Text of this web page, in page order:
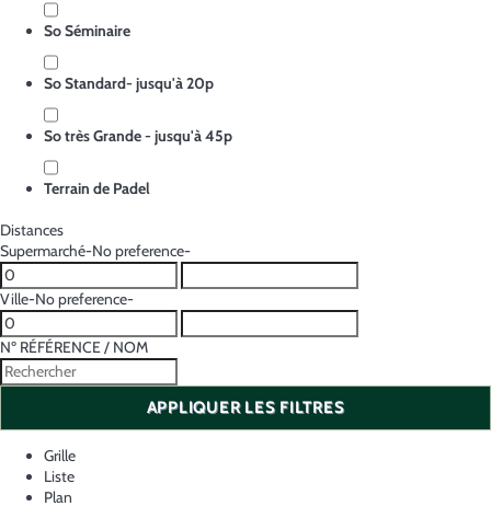
So Séminaire
So Standard- jusqu'à 20p
So très Grande - jusqu'à 45p
Terrain de Padel
Distances
Supermarché-No preference-
Ville-No preference-
Nº RÉFÉRENCE / NOM
APPLIQUER LES FILTRES
Grille
Liste
Plan